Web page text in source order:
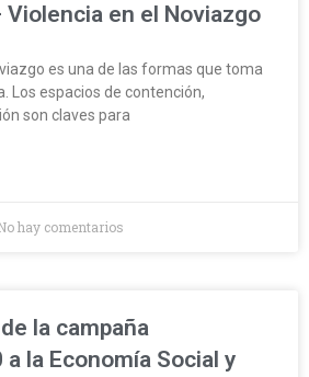
Violencia en el Noviazgo
es una de las formas que toma
Los espacios de contención,
son claves para
hay comentarios
la campaña
la Economía Social y